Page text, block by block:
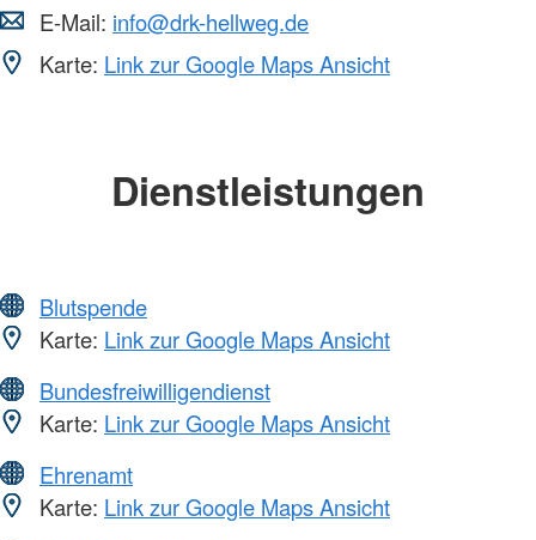
E-Mail: info@drk-hellweg.de
Karte: Link zur Google Maps Ansicht
Dienstleistungen
Blutspende
Karte: Link zur Google Maps Ansicht
Bundesfreiwilligendienst
Karte: Link zur Google Maps Ansicht
Ehrenamt
Karte: Link zur Google Maps Ansicht